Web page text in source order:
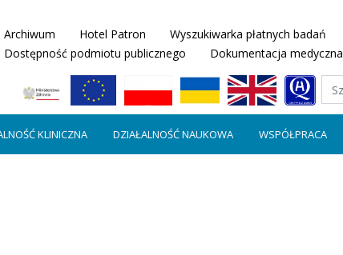
Archiwum Hotel Patron Wyszukiwarka płatnych badań
Dostępność podmiotu publicznego
Dokumentacja medyczna
KLINICZNA DZIAŁALNOŚĆ NAUKOWA WSPÓŁPRACA